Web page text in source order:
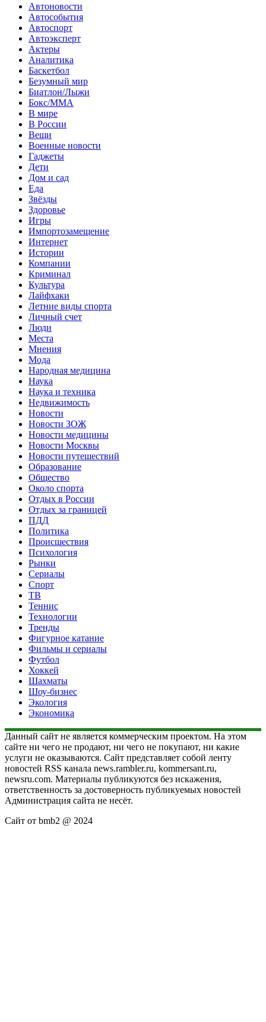
Автоновости
Автособытия
Автоспорт
Автоэксперт
Актеры
Аналитика
Баскетбол
Безумный мир
Биатлон/Лыжи
Бокс/MMA
В мире
В России
Вещи
Военные новости
Гаджеты
Дети
Дом и сад
Еда
Звёзды
Здоровье
Игры
Импортозамещение
Интернет
Истории
Компании
Криминал
Культура
Лайфхаки
Летние виды спорта
Личный счет
Люди
Места
Мнения
Мода
Народная медицина
Наука
Наука и техника
Недвижимость
Новости
Новости ЗОЖ
Новости медицины
Новости Москвы
Новости путешествий
Образование
Общество
Около спорта
Отдых в России
Отдых за границей
ПДД
Политика
Происшествия
Психология
Рынки
Сериалы
Спорт
ТВ
Теннис
Технологии
Тренды
Фигурное катание
Фильмы и сериалы
Футбол
Хоккей
Шахматы
Шоу-бизнес
Экология
Экономика
Данный сайт не является коммерческим проектом. На этом
сайте ни чего не продают, ни чего не покупают, ни какие
услуги не оказываются. Сайт представляет собой ленту
новостей RSS канала news.rambler.ru, kommersant.ru,
newsru.com. Материалы публикуются без искажения,
ответственность за достоверность публикуемых новостей
Администрация сайта не несёт.
Сайт от bmb2 @ 2024